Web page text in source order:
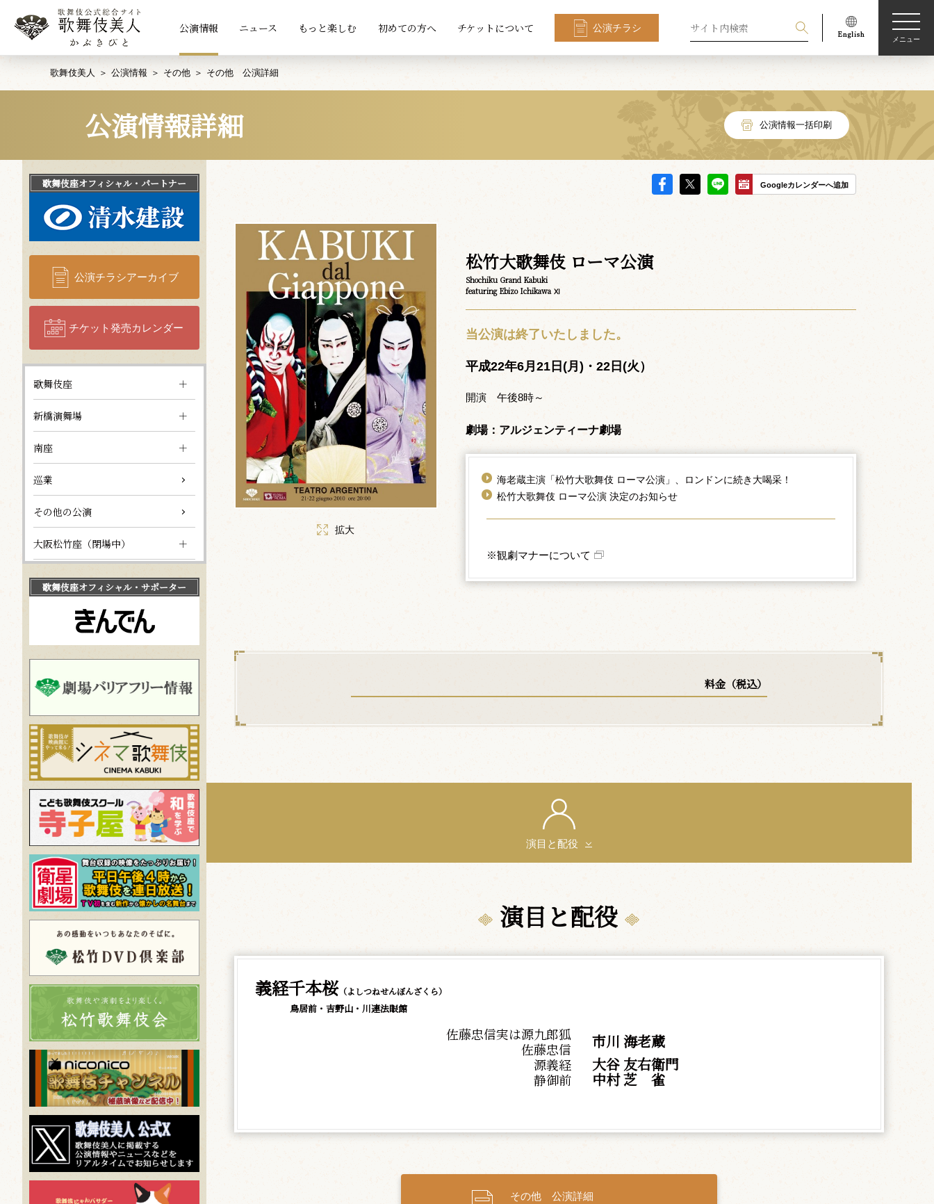
公演情報 ニュース もっと楽しむ 初めての方へ チケットについて 公演チラシ
メニュー
歌舞伎美人 公演情報 その他 その他 公演詳細
公演情報詳細 公演情報一括印刷
Googleカレンダーへ追加
拡大
松竹大歌舞伎 ローマ公演
Shochiku Grand Kabuki
featuring Ebizo Ichikawa Ⅺ
当公演は終了いたしました。
平成22年6月21日(月)・22日(火）
開演 午後8時～
劇場：アルジェンティーナ劇場
海老蔵主演「松竹大歌舞伎 ローマ公演」、ロンドンに続き大喝采！
松竹大歌舞伎 ローマ公演 決定のお知らせ
※観劇マナーについて
料金（税込）
演目と配役
演目と配役
義経千本桜（よしつねせんぼんざくら）
鳥居前・吉野山・川連法眼館
佐藤忠信実は源九郎狐
佐藤忠信
源義経
静御前
市川 海老蔵
大谷 友右衛門
中村芝 雀
その他 公演詳細
歌舞伎座オフィシャル・パートナー
公演チラシアーカイブ
チケット発売カレンダー
歌舞伎座
新橋演舞場
南座
巡業
その他の公演
大阪松竹座（閉場中）
歌舞伎座オフィシャル・サポーター